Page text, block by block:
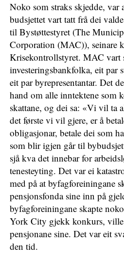
Noko som straks skjedde, var
budsjettet vart tatt frå dei
til Bystøttestyret (The
Corporation (MAC)), seinare
Krisekontrollstyret. MAC vart
investeringsbankfolka, eit par
eit par byrepresentantar. Det
hand om alle inntektene som
skattane, og dei sa: «Vi vil ta
det første vi vil gjere, er å
obligasjonar, betale dei som
som blir igjen går til
sjå kva det innebar for
tenesteyting. Det var ei
med på at byfagforeiningane
pensjonsfonda sine inn på
byfagforeiningane skapte
York City gjekk konkurs,
pensjonane sine. Det var eit
den tid.